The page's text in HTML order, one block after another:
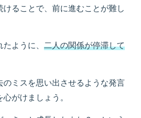
ることで、前に進むことが難し
ように、 二人の関係が停滞して
のミスを思い出させるような発言
がけましょう。